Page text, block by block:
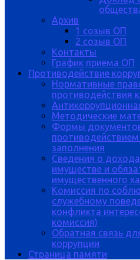
Архив
1 созыв ОП
2 созыв ОП
Контакты
График приема ОП
Противодействие
Нормативные
противодействия
Методические
Формы
заполнения
Сведения о
имуществе и
имущественного
Комиссия по
служебному
конфликта
комиссия)
Обратная связь
коррупции
Страница памяти